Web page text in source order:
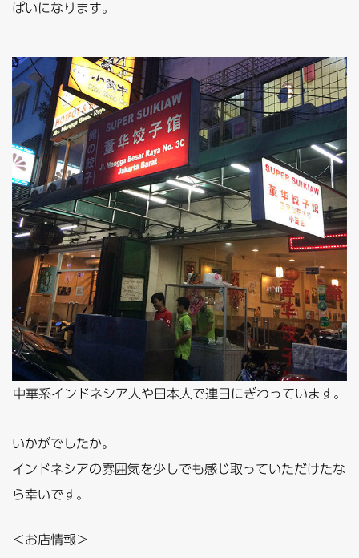
ぱいになります。
中華系インドネシア人や日本人で連日にぎわっています。
いかがでしたか。
インドネシアの雰囲気を少しでも感じ取っていただけたな
ら幸いです。
＜お店情報＞